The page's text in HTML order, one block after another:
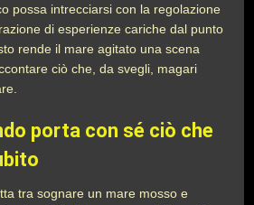
possa intrecciarsi con la regolazione
di esperienze cariche dal punto
rende il mare agitato una scena
ciò che, da svegli, magari
porta con sé ciò che
tra sognare un mare mosso e